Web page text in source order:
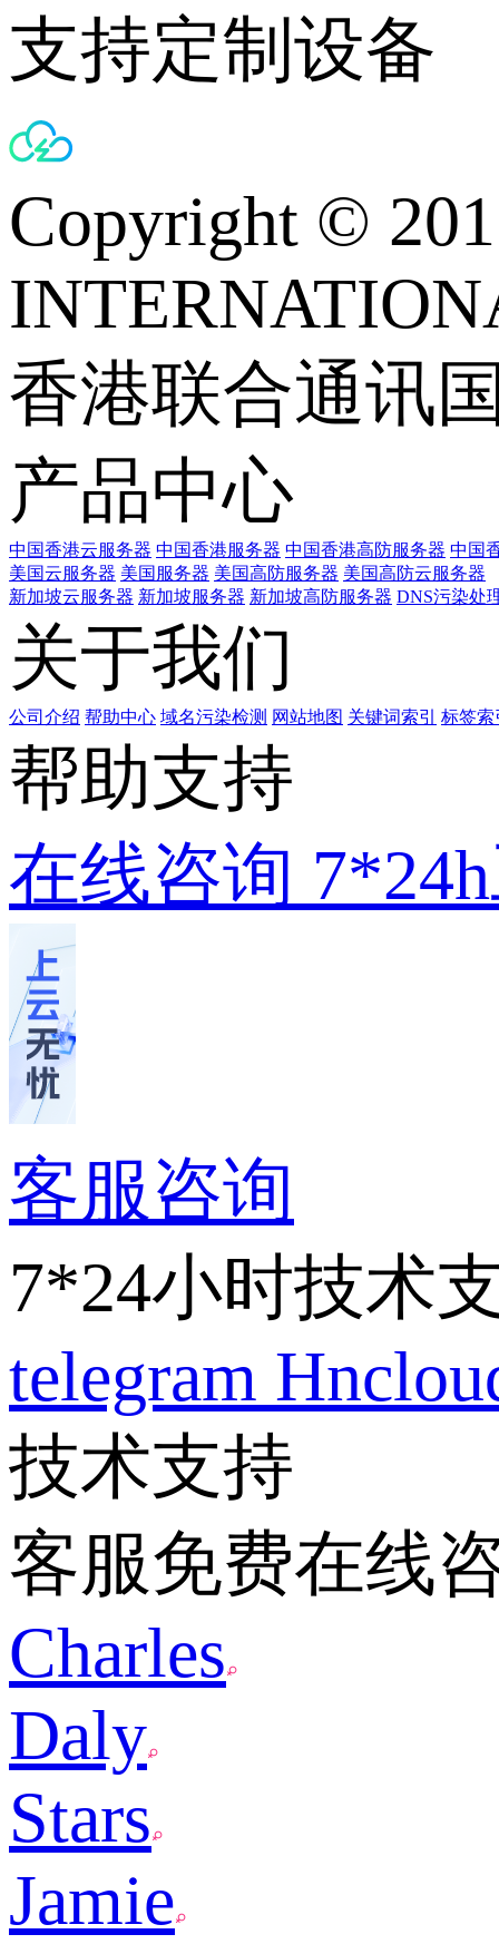
支持定制设备
Copyright ©
香港联合通讯
产品中心
中国香港云服务器 中国香港服务器 中国香港高防服务器 中国
美国云服务器 美国服务器 美国高防服务器 美国高防云服务器
新加坡云服务器 新加坡服务器 新加坡高防服务器 DNS污染处
关于我们
公司介绍 帮助中心 域名污染检测 网站地图 关键词索引 标签索
帮助支持
在线咨询
客服咨询
7*24小时技术
telegram
技术支持
客服免费在线
Charles
Daly
Stars
Jamie